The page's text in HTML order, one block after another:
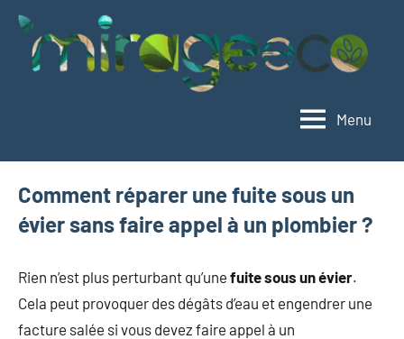
Aller
contenu
mieux
Menu
Comment réparer une fuite sous un
évier sans faire appel à un plombier ?
Rien n’est plus perturbant qu’une fuite sous un évier.
Cela peut provoquer des dégâts d’eau et engendrer une
facture salée si vous devez faire appel à un